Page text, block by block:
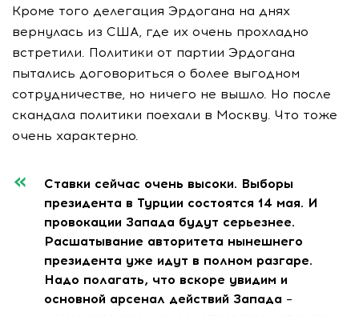
Кроме того делегация Эрдогана на днях
вернулась из США, где их очень прохладно
встретили. Политики от партии Эрдогана
пытались договориться о более выгодном
сотрудничестве, но ничего не вышло. Но после
скандала политики поехали в Москву. Что тоже
очень характерно.
Ставки сейчас очень высоки. Выборы
президента в Турции состоятся 14 мая. И
провокации Запада будут серьезнее.
Расшатывание авторитета нынешнего
президента уже идут в полном разгаре.
Надо полагать, что вскоре увидим и
основной арсенал действий Запада –